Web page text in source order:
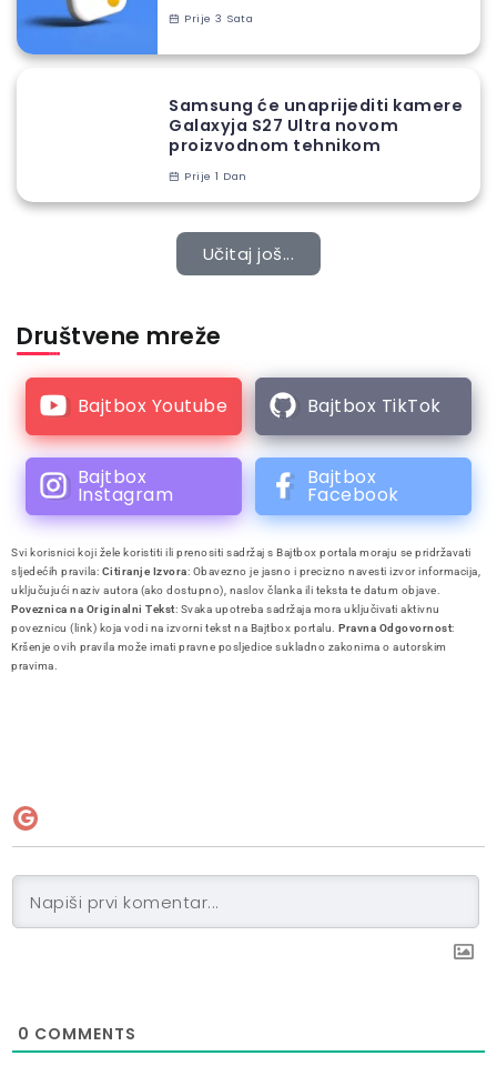
Prije 3 Sata
Samsung će unaprijediti kamere
Galaxyja S27 Ultra novom
proizvodnom tehnikom
Prije 1 Dan
Učitaj još...
Društvene mreže
Bajtbox Youtube Bajtbox TikTok
Bajtbox
Instagram
Bajtbox
Facebook
Svi korisnici koji žele koristiti ili prenositi sadržaj s Bajtbox portala moraju se pridržavati
sljedećih pravila: Citiranje Izvora: Obavezno je jasno i precizno navesti izvor informacija,
uključujući naziv autora (ako dostupno), naslov članka ili teksta te datum objave.
Poveznica na Originalni Tekst: Svaka upotreba sadržaja mora uključivati aktivnu
poveznicu (link) koja vodi na izvorni tekst na Bajtbox portalu. Pravna Odgovornost:
Kršenje ovih pravila može imati pravne posljedice sukladno zakonima o autorskim
pravima.
0 COMMENTS